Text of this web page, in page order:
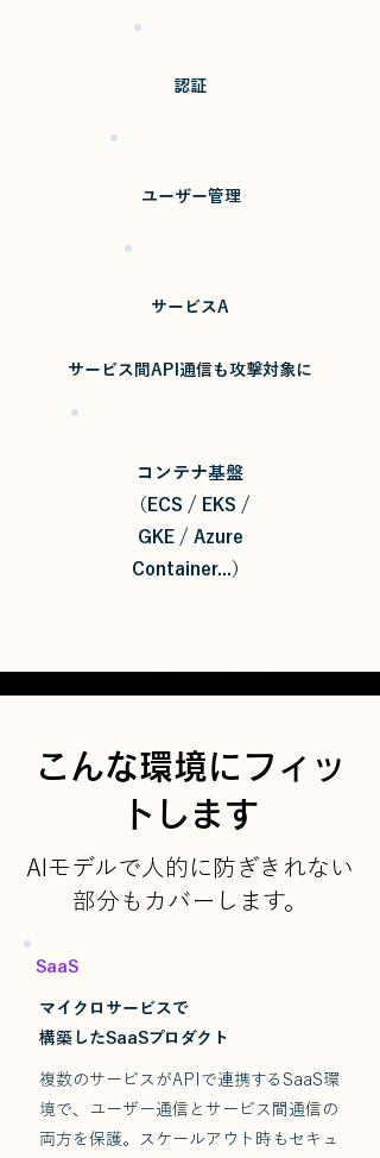
認証
​ユーザー管理
サービスA
サービス間API通信も攻撃対象に
コンテナ基盤
（ECS / EKS /
GKE / Azure
Container...）
こんな環境にフィッ
トします
​AIモデルで人的に防ぎきれない
部分もカバーします。
SaaS
マイクロサービスで
構築したSaaSプロダクト
複数のサービスがAPIで連携するSaaS環
境で、ユーザー通信とサービス間通信の
両方を保護。スケールアウト時もセキュ